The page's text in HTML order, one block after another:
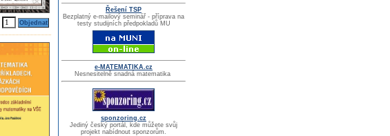
Řešení TSP
Bezplatný e-mailový seminář - příprava na
testy studijních předpokladů MU
e-MATEMATIKA.cz
Nesnesitelně snadná matematika
sponzoring.cz
Jediný český portál, kde můžete svůj
projekt nabídnout sponzorům.